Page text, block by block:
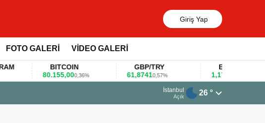
Giriş Yap
FOTO GALERİ VİDEO GALERİ
BITCOIN
80.155,000,36%
GBP/TRY
61,87410,57%
EUR/USD
1,17810,47%
13 Mart 2026 - 06:55
Huawei
İstanbul
Açık 26 °